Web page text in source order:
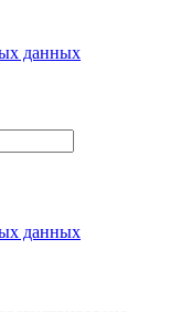
данных
данных